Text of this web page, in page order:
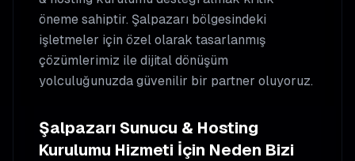
öneme sahiptir. Şalpazarı bölgesindeki
işletmeler için özel olarak tasarlanmış
çözümlerimiz ile dijital dönüşüm
yolculuğunuzda güvenilir bir partner oluyoruz.
Şalpazarı Sunucu & Hosting
Kurulumu Hizmeti İçin Neden Bizi